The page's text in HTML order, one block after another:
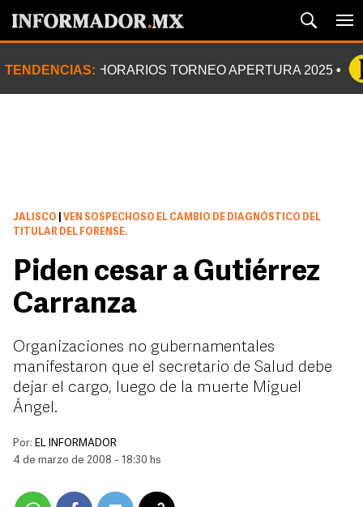
TENDENCIAS: HORARIOS TORNEO APERTURA 2025
JALISCO
VEN SOSPECHOSO EL CAMBIO DE DIAGNÓSTICO DEL
TITULAR DEL FORENSE.
Piden cesar a Gutiérrez
Carranza
Organizaciones no gubernamentales
manifestaron que el secretario de Salud debe
dejar el cargo, luego de la muerte Miguel
Ángel.
Por: EL INFORMADOR
4 de marzo de 2008 - 18:30 hs